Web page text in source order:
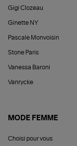
Gigi Clozeau
Ginette NY
Pascale Monvoisin
Stone Paris
Vanessa Baroni
Vanrycke
MODE FEMME
Choisi pour vous